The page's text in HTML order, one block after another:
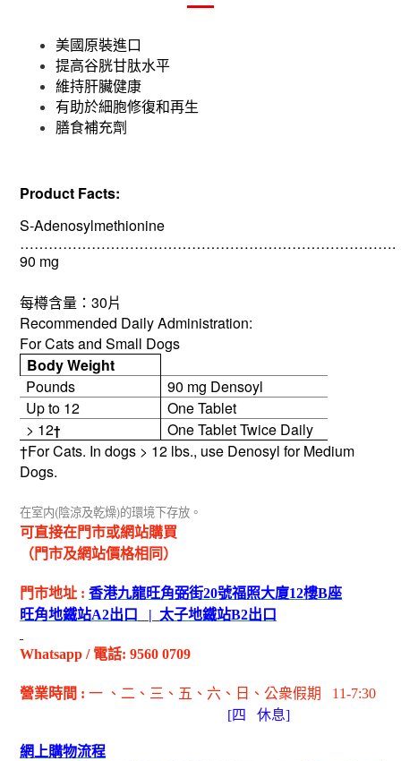
美國原裝進口
提高谷胱甘肽水平
維持肝臟健康
有助於細胞修復和再生
膳食補充劑
Product Facts:
S-Adenosylmethionine
…………………………………………………………………….
90 mg
每樽含量： 30片
Recommended Daily Administration:
For Cats and Small Dogs
Body Weight
Pounds
90 mg Densoyl
Up to 12
One Tablet
> 12†
One Tablet Twice Daily
†For Cats. In dogs > 12 lbs., use Denosyl for Medium
Dogs.
在室内(陰涼及乾燥)的環境下存放。
可直接在門市或網站購買
（門市及網站價格相同）
門市地址 : 香港九龍旺角弼街20號福照大廈12樓B座
旺角地鐵站A2出 口 | 太子地鐵站B2出 口
Whatsapp / 電話: 9560 0709
營業時間 : 一 、二、三、五 、六 、日 、公衆假期
11-7:30
[四 休息]
網上購物流程